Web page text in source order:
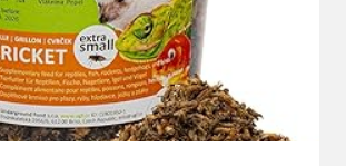
WOLLE
FÜR
VÖGEL,
OPTIMALES